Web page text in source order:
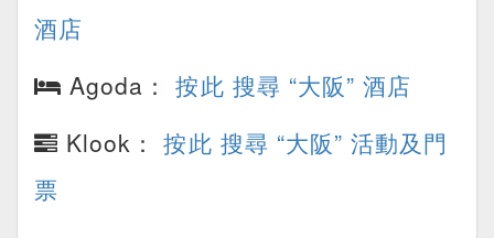
酒店
Agoda：按此 搜尋 “大阪” 酒店
Klook：按此 搜尋 “大阪” 活動及門
票